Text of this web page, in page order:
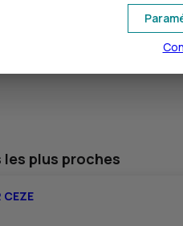
09h00
plus proches
CEZE